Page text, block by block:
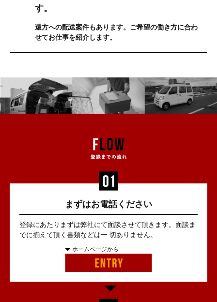
す。
遠方への配送案件もあります。ご希望の働き方に合わ
せてお仕事を紹介します。
まずはお電話ください
登録にあたりまずは弊社にて面談させて頂きます。面談ま
でに揃えて頂く書類などは一 切ありません。
ホームページから